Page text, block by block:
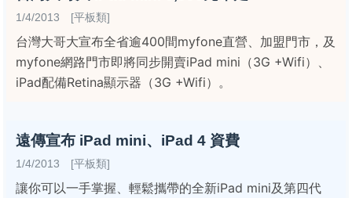
1/4/2013 [平板類]
台灣大哥大宣布全省逾400間myfone直營、加盟門市，及
myfone網路門市即將同步開賣iPad mini（3G +Wifi）、
iPad配備Retina顯示器（3G +Wifi）。
遠傳宣布 iPad mini、iPad 4 資費
1/4/2013 [平板類]
讓你可以一手掌握、輕鬆攜帶的全新iPad mini及第四代